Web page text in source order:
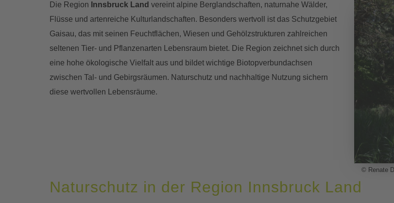
© Renate
Die Region Innsbruck Land vereint alpine Berglandschaften, naturnahe Wälder,
Flüsse und artenreiche Kulturlandschaften. Besonders wertvoll ist das Schutzgebiet
Gaisau, das mit seinen Feuchtflächen, Wiesen und Gehölzstrukturen zahlreichen
seltenen Tier- und Pflanzenarten Lebensraum bietet. Die Region zeichnet sich durch
eine hohe ökologische Vielfalt aus und bildet wichtige Biotopverbundachsen
zwischen Tal- und Gebirgsräumen. Naturschutz und nachhaltige Nutzung sichern
diese wertvollen Lebensräume.
Naturschutz in der Region Innsbruck Land